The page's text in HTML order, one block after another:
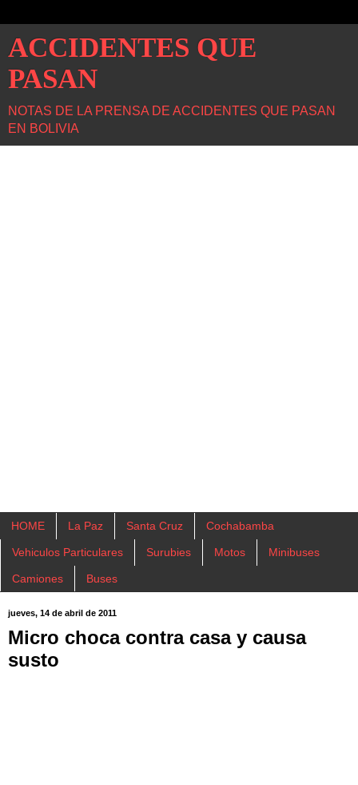
ACCIDENTES QUE
PASAN
NOTAS DE LA PRENSA DE ACCIDENTES QUE PASAN
EN BOLIVIA
HOME La Paz Santa Cruz Cochabamba
Vehiculos Particulares Surubies Motos Minibuses
Camiones Buses
jueves, 14 de abril de 2011
Micro choca contra casa y causa
susto